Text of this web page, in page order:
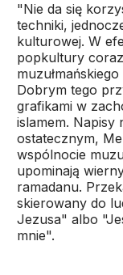
"Nie da się
techniki,
kulturowej. W
popkultury
Dobrym tego
grafikami w
islamem. Napisy
ostatecznym,
wspólnocie
upominają
ramadanu.
skierowany do
Jezusa" albo
mnie".